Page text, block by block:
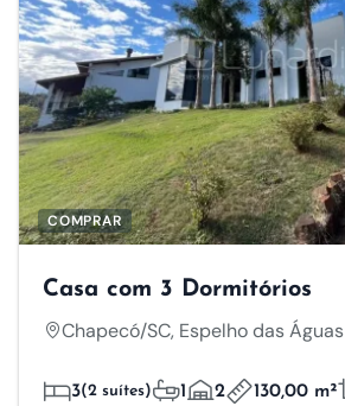
COMPRAR
Casa com 3 Dormitórios
Chapecó/SC, Espelho das Águas
3(2 suítes) 1 2 130,00 m²